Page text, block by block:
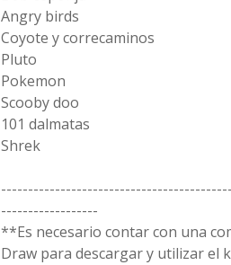
Angry birds
Coyote y correcaminos
Pluto
Pokemon
Scooby doo
101 dalmatas
Shrek
------------------
**Es necesario contar con una
Draw para descargar y utilizar el